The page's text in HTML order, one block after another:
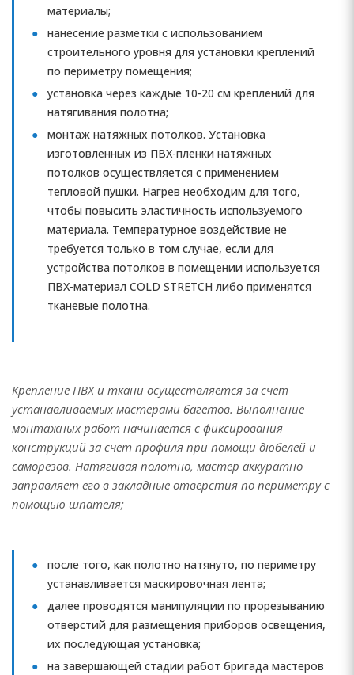
материалы;
нанесение разметки с использованием
строительного уровня для установки креплений
по периметру помещения;
установка через каждые 10-20 см креплений для
натягивания полотна;
монтаж натяжных потолков. Установка
изготовленных из ПВХ-пленки натяжных
потолков осуществляется с применением
тепловой пушки. Нагрев необходим для того,
чтобы повысить эластичность используемого
материала. Температурное воздействие не
требуется только в том случае, если для
устройства потолков в помещении используется
ПВХ-материал COLD STRETCH либо применятся
тканевые полотна.
Крепление ПВХ и ткани осуществляется за счет
устанавливаемых мастерами багетов. Выполнение
монтажных работ начинается с фиксирования
конструкций за счет профиля при помощи дюбелей и
саморезов. Натягивая полотно, мастер аккуратно
заправляет его в закладные отверстия по периметру с
помощью шпателя;
после того, как полотно натянуто, по периметру
устанавливается маскировочная лента;
далее проводятся манипуляции по прорезыванию
отверстий для размещения приборов освещения,
их последующая установка;
на завершающей стадии работ бригада мастеров